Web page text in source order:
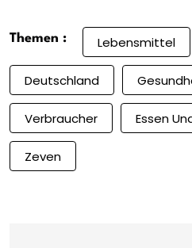
Themen : Lebensmittel
Deutschland
Verbraucher Essen
Zeven